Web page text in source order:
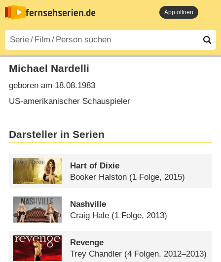
App öffnen
Michael Nardelli
geboren am 18.08.1983
US-amerikanischer Schauspieler
Darsteller in Serien
Hart of Dixie
Booker Halston (1 Folge, 2015)
Nashville
Craig Hale (1 Folge, 2013)
Revenge
Trey Chandler (4 Folgen, 2012–2013)